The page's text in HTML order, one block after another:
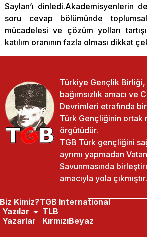
Saylan’ı dinledi.Akademisyenlerin
soru cevap bölümünde
mücadelesi ve çözüm yolları
katılım oranının fazla olması dikkat
Türkiye Gençlik Birliği,
bağımsızlık amacı ve
Devrimleri etrafında
Türk Gençliğinin ortak
örgütüdür.
TGB Türk gençliğini
ayrımı yapmadan Vatan
Savunmasında
amacıyla yola çıkmıştır.
Biz Kimiz?
Yazılar
Yazarlar
TGB International
TLB
KırmızıBeyaz